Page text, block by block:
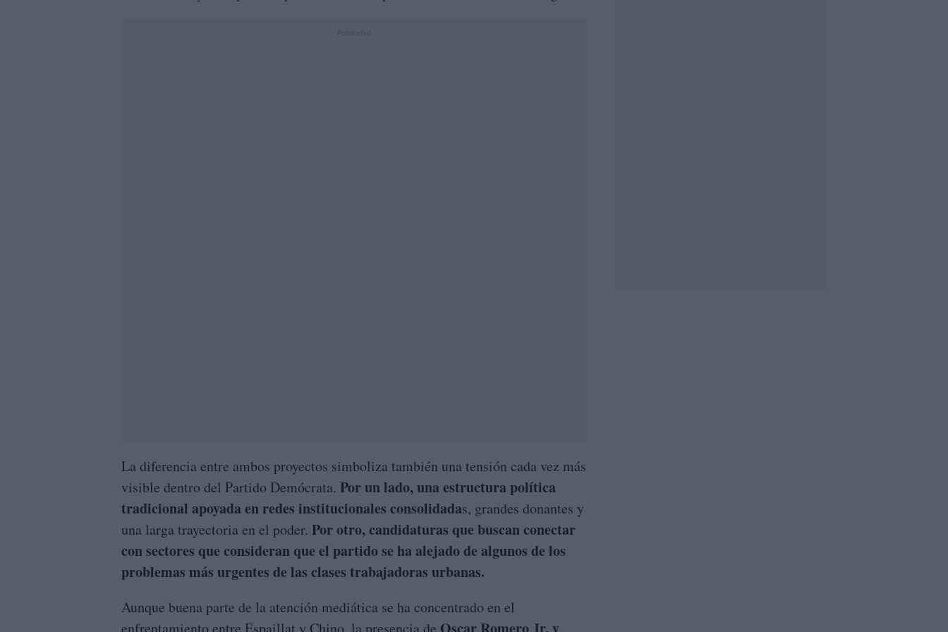
La diferencia entre ambos proyectos simboliza también una tensión cada vez más
visible dentro del Partido Demócrata. Por un lado, una estructura política
tradicional apoyada en redes institucionales consolidadas, grandes donantes y
una larga trayectoria en el poder. Por otro, candidaturas que buscan conectar
con sectores que consideran que el partido se ha alejado de algunos de los
problemas más urgentes de las clases trabajadoras urbanas.
Aunque buena parte de la atención mediática se ha concentrado en el
enfrentamiento entre Espaillat y Chino, la presencia de